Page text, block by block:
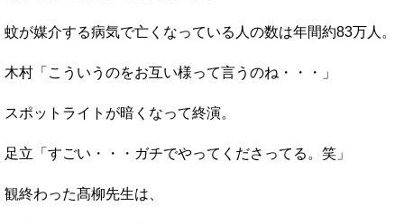
蚊が媒介する病気で亡くなっている人の数は年間約83万人。
木村「こういうのをお互い様って言うのね・・・」
スポットライトが暗くなって終演。
足立「すごい・・・ガチでやってくださってる。笑」
観終わった髙柳先生は、